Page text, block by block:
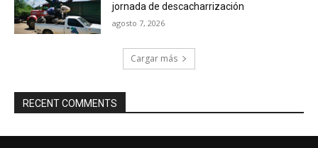
jornada de descacharrización
agosto 7, 2026
Cargar más
RECENT COMMENTS